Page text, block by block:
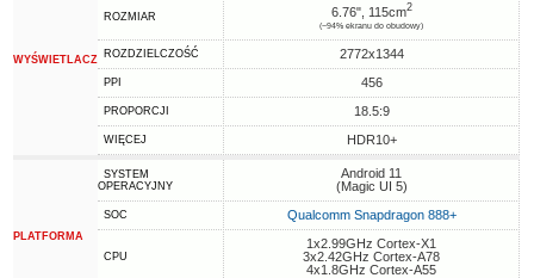
WYŚWIETLACZ
ROZMIAR 6.76", 115cm2
(~94% ekranu do obudowy)
ROZDZIELCZOŚĆ 2772x1344
PPI 456
PROPORCJI 18.5:9
WIĘCEJ HDR10+
PLATFORMA
SYSTEM
OPERACYJNY
Android 11
(Magic UI 5)
SOC Qualcomm Snapdragon 888+
CPU
1x2.99GHz Cortex-X1
3x2.42GHz Cortex-A78
4x1.8GHz Cortex-A55